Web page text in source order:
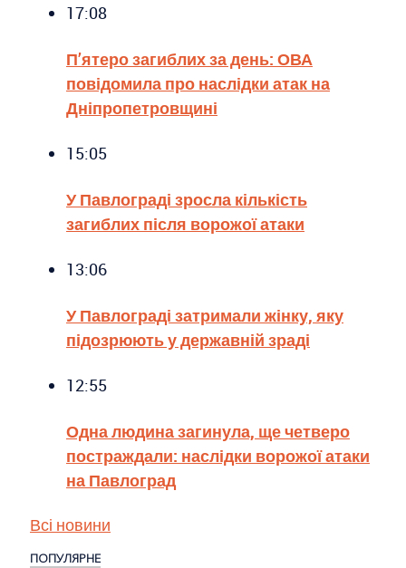
17:08
П’ятеро загиблих за день: ОВА
повідомила про наслідки атак на
Дніпропетровщині
15:05
У Павлограді зросла кількість
загиблих після ворожої атаки
13:06
У Павлограді затримали жінку, яку
підозрюють у державній зраді
12:55
Одна людина загинула, ще четверо
постраждали: наслідки ворожої атаки
на Павлоград
Всі новини
ПОПУЛЯРНЕ